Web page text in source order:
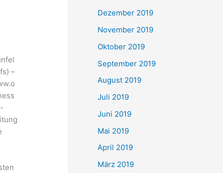
–
Dezember 2019
November 2019
Oktober 2019
September 2019
August 2019
Juli 2019
Juni 2019
Mai 2019
April 2019
März 2019